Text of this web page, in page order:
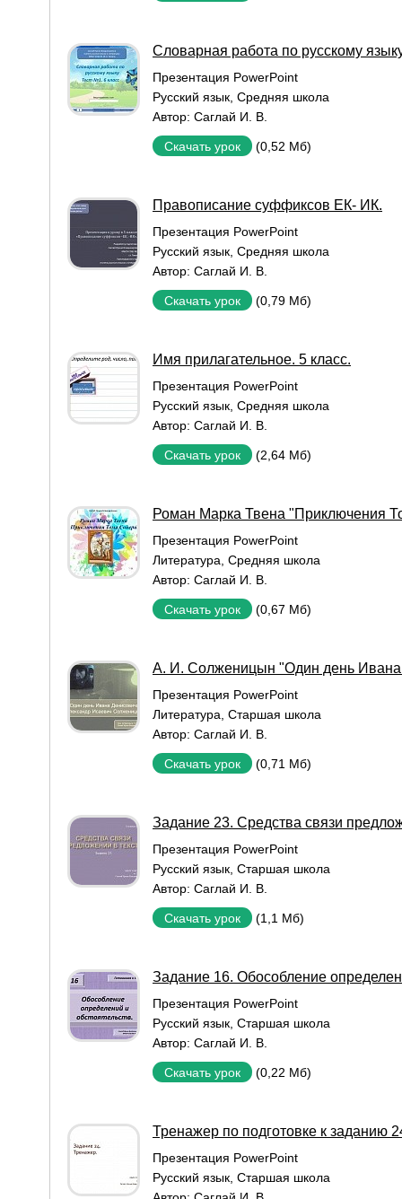
Словарная работа по русскому
Презентация PowerPoint
Русский язык Средняя школа
Автор: Саглай И. В.
Скачать урок (0,52 Мб)
Правописание суффиксов ЕК- ИК.
Презентация PowerPoint
Русский язык Средняя школа
Автор: Саглай И. В.
Скачать урок (0,79 Мб)
Имя прилагательное. 5 класс.
Презентация PowerPoint
Русский язык Средняя школа
Автор: Саглай И. В.
Скачать урок (2,64 Мб)
Роман Марка Твена "Приключения
Презентация PowerPoint
Литература Средняя школа
Автор: Саглай И. В.
Скачать урок (0,67 Мб)
А. И. Солженицын "Один день Ивана
Презентация PowerPoint
Литература Старшая школа
Автор: Саглай И. В.
Скачать урок (0,71 Мб)
Задание 23. Средства связи
Презентация PowerPoint
Русский язык Старшая школа
Автор: Саглай И. В.
Скачать урок (1,1 Мб)
Задание 16. Обособление
Презентация PowerPoint
Русский язык Старшая школа
Автор: Саглай И. В.
Скачать урок (0,22 Мб)
Тренажер по подготовке к заданию
Презентация PowerPoint
Русский язык Старшая школа